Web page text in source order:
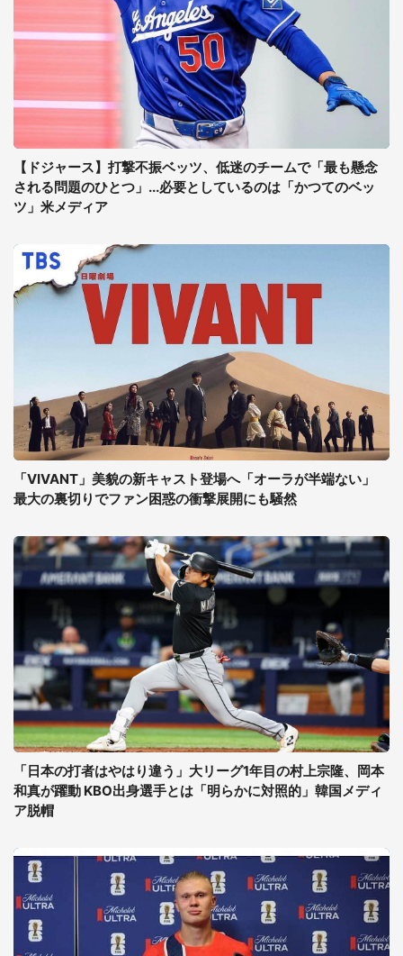
【ドジャース】打撃不振ベッツ、低迷のチームで「最も懸念
される問題のひとつ」...必要としているのは「かつてのベッ
ツ」米メディア
「VIVANT」美貌の新キャスト登場へ「オーラが半端ない」
最大の裏切りでファン困惑の衝撃展開にも騒然
「日本の打者はやはり違う」大リーグ1年目の村上宗隆、岡本
和真が躍動 KBO出身選手とは「明らかに対照的」韓国メディ
ア脱帽